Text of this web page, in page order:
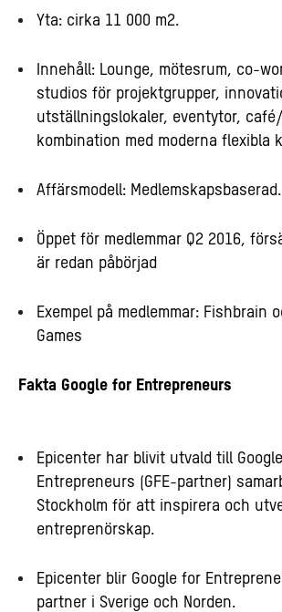
Yta: cirka 11 000 m2.
Innehåll: Lounge, mötesrum, co-
studios för projektgrupper,
utställningslokaler, eventytor,
kombination med moderna flexibla
Affärsmodell: Medlemskapsbaserad.
Öppet för medlemmar Q2 2016,
är redan påbörjad
Exempel på medlemmar: Fishbrain
Games
Fakta Google for Entrepreneurs
Epicenter har blivit utvald till
Entrepreneurs (GFE-partner)
Stockholm för att inspirera och
entreprenörskap.
Epicenter blir Google for
partner i Sverige och Norden.